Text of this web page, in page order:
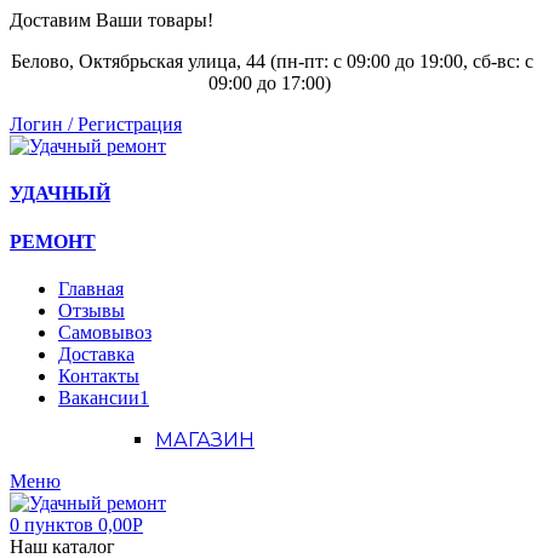
Доставим Ваши товары!
Белово, Октябрьская улица, 44 (пн-пт: с 09:00 до 19:00, сб-вс: с
09:00 до 17:00)
Логин / Регистрация
УДАЧНЫЙ
РЕМОНТ
Главная
Отзывы
Самовывоз
Доставка
Контакты
Вакансии1
МАГАЗИН
Меню
0 пунктов 0,00Р
Наш каталог